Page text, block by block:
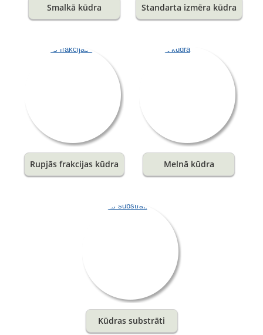
Smalkā kūdra Standarta izmēra kūdra
Rupjās frakcijas kūdra Melnā kūdra
Kūdras substrāti